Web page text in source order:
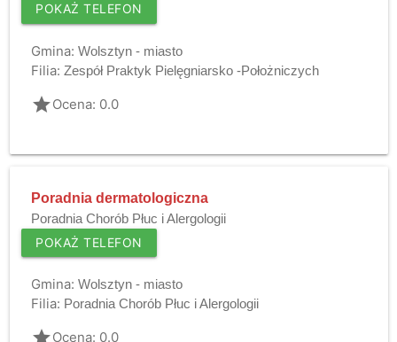
POKAŻ TELEFON
Gmina: Wolsztyn - miasto
Filia: Zespół Praktyk Pielęgniarsko -Położniczych
gradeOcena: 0.0
Poradnia dermatologiczna
Poradnia Chorób Płuc i Alergologii
POKAŻ TELEFON
Gmina: Wolsztyn - miasto
Filia: Poradnia Chorób Płuc i Alergologii
gradeOcena: 0.0